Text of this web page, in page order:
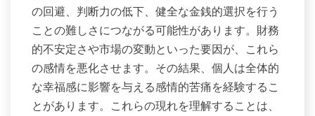
の回避、判断力の低下、健全な金銭的選択を行う
ことの難しさにつながる可能性があります。財務
的不安定さや市場の変動といった要因が、これら
の感情を悪化させます。その結果、個人は全体的
な幸福感に影響を与える感情的苦痛を経験するこ
とがあります。これらの現れを理解することは、